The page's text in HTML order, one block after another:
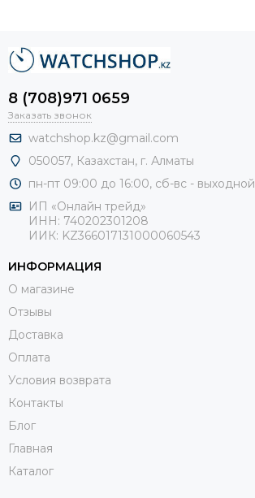
8 (708)971 0659
Заказать звонок
watchshop.kz@gmail.com
050057, Казахстан, г. Алматы
пн-пт 09:00 до 16:00, сб-вс - выходной
ИП «Онлайн трейд»
ИНН: 740202301208
ИИК: KZ366017131000060543
ИНФОРМАЦИЯ
О магазине
Отзывы
Доставка
Оплата
Условия возврата
Контакты
Блог
Главная
Каталог